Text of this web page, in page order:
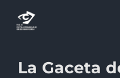
15
La Gaceta